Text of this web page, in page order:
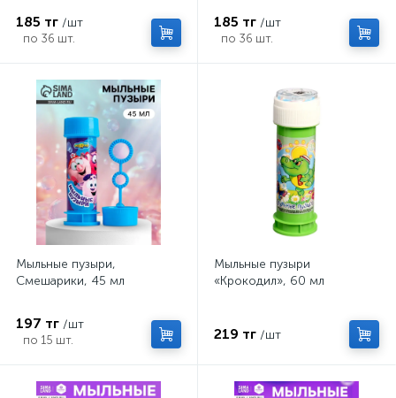
185 тг /шт
по 36 шт.
185 тг /шт
по 36 шт.
Мыльные пузыри,
Смешарики, 45 мл
197 тг /шт
по 15 шт.
Мыльные пузыри
«Крокодил», 60 мл
219 тг /шт